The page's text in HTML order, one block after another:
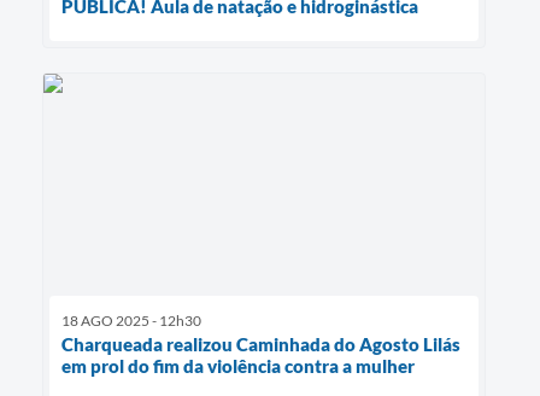
PÚBLICA! Aula de natação e hidroginástica
18 AGO 2025 - 12h30
Charqueada realizou Caminhada do Agosto Lilás
em prol do fim da violência contra a mulher